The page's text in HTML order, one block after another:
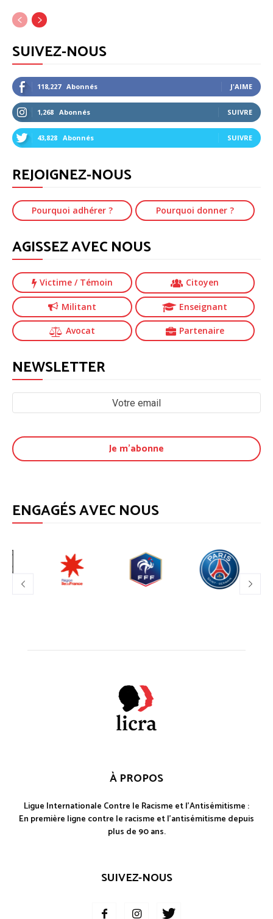
SUIVEZ-NOUS
118,227 Abonnés J'AIME
1,268 Abonnés SUIVRE
43,828 Abonnés SUIVRE
REJOIGNEZ-NOUS
Pourquoi adhérer ? Pourquoi donner ?
AGISSEZ AVEC NOUS
Victime / Témoin Citoyen
Militant Enseignant
Avocat Partenaire
NEWSLETTER
ENGAGÉS AVEC NOUS
À PROPOS
Ligue Internationale Contre le Racisme et l'Antisémitisme :
En première ligne contre le racisme et l'antisémitisme depuis
plus de 90 ans.
SUIVEZ-NOUS